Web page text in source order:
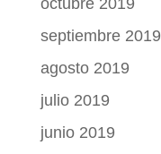
septiembre 2019
agosto 2019
julio 2019
junio 2019